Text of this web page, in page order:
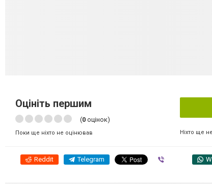
Оцініть першим
(0 оцінок)
Поки ще ніхто не оцінював Ніхто ще
Reddit Telegram